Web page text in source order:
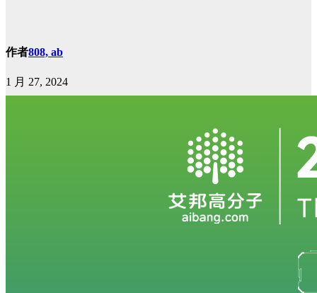
作者808, ab
1 月 27, 2024